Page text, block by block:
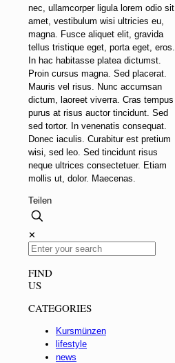
nec, ullamcorper ligula lorem odio sit
amet, vestibulum wisi ultricies eu,
magna. Fusce aliquet elit, gravida
tellus tristique eget, porta eget, eros.
In hac habitasse platea dictumst.
Proin cursus magna. Sed placerat.
Mauris vel risus. Nunc accumsan
dictum, laoreet viverra. Cras tempus
purus at risus auctor tincidunt. Sed
sed tortor. In venenatis consequat.
Donec iaculis. Curabitur est pretium
wisi, sed leo. Sed tincidunt risus
neque ultrices consectetuer. Etiam
mollis ut, dolor. Maecenas.
Teilen
✕
FIND
US
CATEGORIES
Kursmünzen
lifestyle
news